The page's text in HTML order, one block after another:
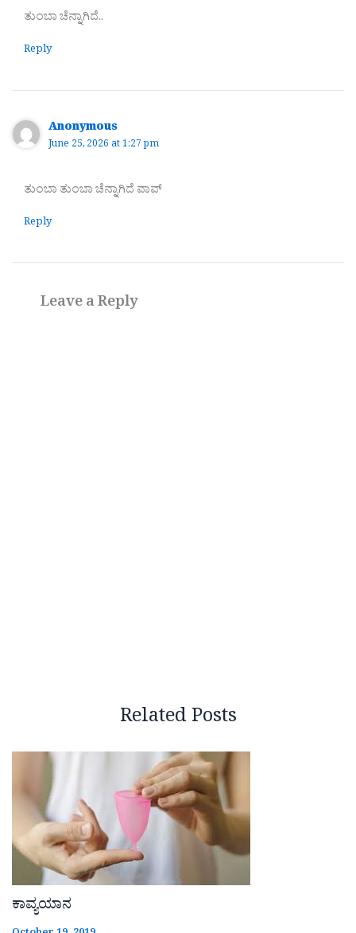
ತುಂಬಾ ಚೆನ್ನಾಗಿದೆ..
Reply
Anonymous
June 25, 2026 at 1:27 pm
ತುಂಬಾ ತುಂಬಾ ಚೆನ್ನಾಗಿದೆ ವಾವ್
Reply
Leave a Reply
Related Posts
ಕಾವ್ಯಯಾನ